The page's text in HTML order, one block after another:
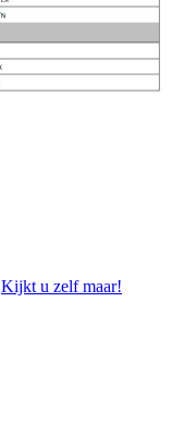
Kijkt u zelf maar!